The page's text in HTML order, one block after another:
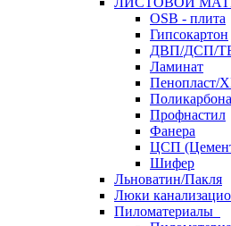
OSB - плита
Гипсокартон
ДВП/ДСП/
Ламинат
Пенопласт/
Профнастил
Фанера
ЦСП
Шифер
Льноватин/Пакля
Люки
Пиломатериалы